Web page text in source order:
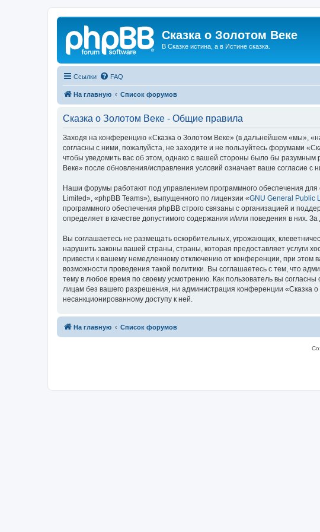
Сказка о Золотом Веке
В Сказке истина, а в Истине сказка.
Ссылки FAQ
На главную Список форумов
Сказка о Золотом Веке - Общие правила
Заходя на конференцию «Сказка о Золотом Веке» (в дальнейшем «мы»,
согласны с ними, пожалуйста, не заходите и не пользуйтесь форумами
чтобы уведомить вас об этом, однако с вашей стороны было бы разумным
Веке» после обновления/исправления условий означает ваше согласие с
Наши форумы работают под управлением программного обеспечения
Limited», «phpBB Teams»), выпущенного по лицензии «GNU General Public
программного обеспечения phpBB строго связаны с организацией и
определяет в качестве допустимого содержания и/или поведения в них.
Вы соглашаетесь не размещать оскорбительных, угрожающих,
нарушить законы вашей страны, страны, которая предоставляет услуги
привести к вашему немедленному отключению от конференции, при этом
возможности проведения такой политики. Вы соглашаетесь с тем, что
тему в любое время по своему усмотрению. Как пользователь вы
лицам без вашего разрешения, ни администрация конференции «Сказка
несанкционированному доступу к ней.
На главную Список форумов